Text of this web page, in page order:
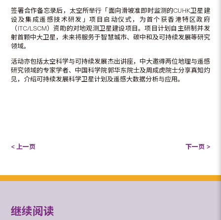
签署合作备忘录后，太空所举行「面向滑坡准即时监测的CUHK卫星建
设及集成遥感技术研发」项目启动仪式，为首个获香港特区政府
（ITC/LSCM）资助的对地观测卫星建设项目。项目计划自主研制并发
射首颗中大卫星，未来将服务于智慧城市、碳中和及可持续发展等研究
领域。
活动亦包括太空科学与可持续发展杰出讲座，中大邀得两位地理与遥感
研究领域的专家学者、中国科学院郭华东院士及周成虎院士分享真知灼
见，介绍可持续发展科学卫星计划及遥感大数据分析与应用。
< 上一页 下一页 >
继续阅读